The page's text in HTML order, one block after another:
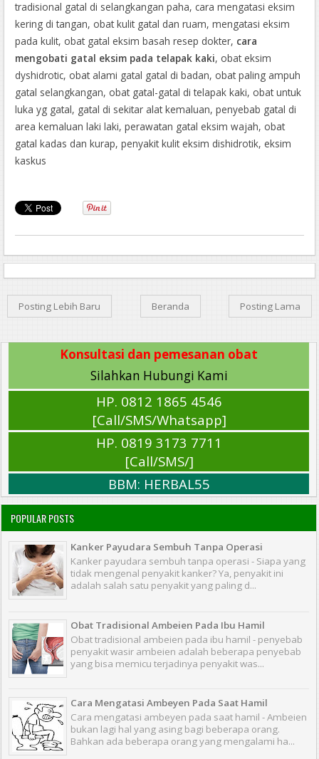
tradisional gatal di selangkangan paha, cara mengatasi eksim
kering di tangan, obat kulit gatal dan ruam, mengatasi eksim
pada kulit, obat gatal eksim basah resep dokter, cara
mengobati gatal eksim pada telapak kaki, obat eksim
dyshidrotic, obat alami gatal gatal di badan, obat paling ampuh
gatal selangkangan, obat gatal-gatal di telapak kaki, obat untuk
luka yg gatal, gatal di sekitar alat kemaluan, penyebab gatal di
area kemaluan laki laki, perawatan gatal eksim wajah, obat
gatal kadas dan kurap, penyakit kulit eksim dishidrotik, eksim
kaskus
Posting Lebih Baru Posting Lama
Beranda
Konsultasi dan pemesanan obat
Silahkan Hubungi Kami
HP. 0812 1865 4546
[Call/SMS/Whatsapp]
HP. 0819 3173 7711
[Call/SMS/]
BBM: HERBAL55
POPULAR POSTS
Kanker Payudara Sembuh Tanpa Operasi
Kanker payudara sembuh tanpa operasi - Siapa yang
tidak mengenal penyakit kanker? Ya, penyakit ini
adalah salah satu penyakit yang paling d...
Obat Tradisional Ambeien Pada Ibu Hamil
Obat tradisional ambeien pada ibu hamil - penyebab
penyakit wasir ambeien adalah beberapa penyebab
yang bisa memicu terjadinya penyakit was...
Cara Mengatasi Ambeyen Pada Saat Hamil
Cara mengatasi ambeyen pada saat hamil - Ambeien
bukan lagi hal yang asing bagi beberapa orang.
Bahkan ada beberapa orang yang mengalami ha...